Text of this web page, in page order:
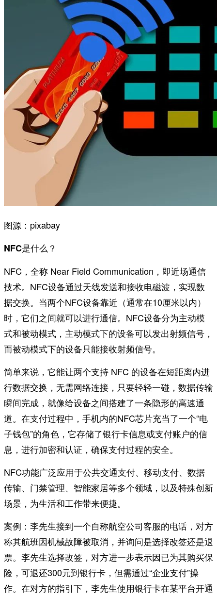
图源：pixabay
NFC是什么？
NFC，全称 Near Field Communication，即近场通信
技术。NFC设备通过天线发送和接收电磁波，实现数
据交换。当两个NFC设备靠近（通常在10厘米以内）
时，它们之间就可以进行通信。NFC设备分为主动模
式和被动模式，主动模式下的设备可以发出射频信号，
而被动模式下的设备只能接收射频信号。
简单来说，它能让两个支持 NFC 的设备在短距离内进
行数据交换，无需网络连接，只要轻轻一碰，数据传输
瞬间完成，就像给设备之间搭建了一条隐形的高速通
道。在支付过程中，手机内的NFC芯片充当了一个“电
子钱包”的角色，它存储了银行卡信息或支付账户的信
息，进行加密和认证，确保支付过程的安全。
NFC功能广泛应用于公共交通支付、移动支付、数据
传输、门禁管理、智能家居等多个领域，以及特殊创新
场景，为生活和工作带来便捷。
案例：李先生接到一个自称航空公司客服的电话，对方
称其航班因机械故障被取消，并询问是选择改签还是退
票。李先生选择改签，对方进一步表示因已为其购买保
险，可退还300元到银行卡，但需通过“企业支付”操
作。在对方的指引下，李先生使用银行卡在某平台开通